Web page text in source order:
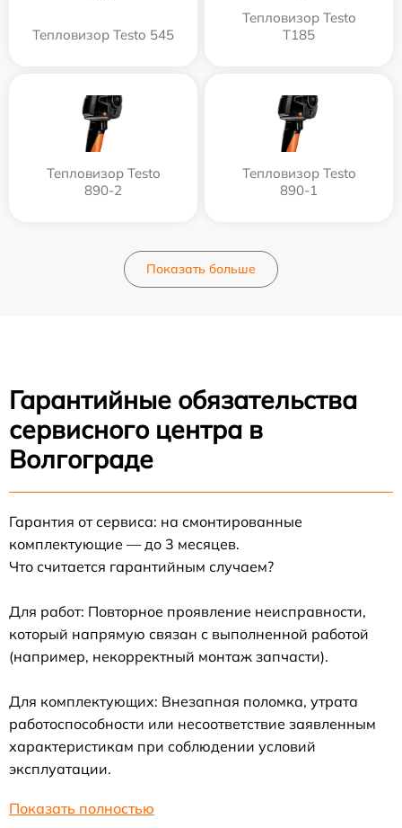
Тепловизор Testo 545
Тепловизор Testo
T185
Тепловизор Testo
890-2
Тепловизор Testo
890-1
Показать больше
Гарантийные обязательства
сервисного центра в
Волгограде
Гарантия от сервиса: на смонтированные
комплектующие — до 3 месяцев.
Что считается гарантийным случаем?
Для работ: Повторное проявление неисправности,
который напрямую связан с выполненной работой
(например, некорректный монтаж запчасти).
Для комплектующих: Внезапная поломка, утрата
работоспособности или несоответствие заявленным
характеристикам при соблюдении условий
эксплуатации.
Показать полностью